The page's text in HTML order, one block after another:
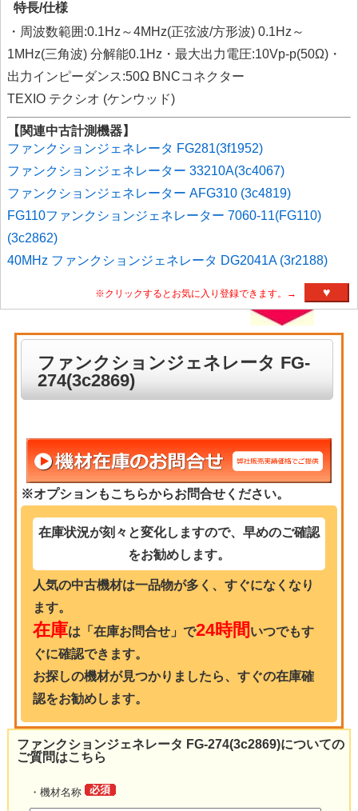
特長/仕様
・周波数範囲:0.1Hz～4MHz(正弦波/方形波) 0.1Hz～
1MHz(三角波) 分解能0.1Hz・最大出力電圧:10Vp-p(50Ω)・
出力インピーダンス:50Ω BNCコネクター
TEXIO テクシオ (ケンウッド)
【関連中古計測機器】
ファンクションジェネレータ FG281(3f1952)
ファンクションジェネレーター 33210A(3c4067)
ファンクションジェネレーター AFG310 (3c4819)
FG110ファンクションジェネレーター 7060-11(FG110)
(3c2862)
40MHz ファンクションジェネレータ DG2041A (3r2188)
※クリックするとお気に入り登録できます。→ ♥
ファンクションジェネレータ FG-
274(3c2869)
※オプションもこちらからお問合せください。
在庫状況が刻々と変化しますので、早めのご確認
をお勧めします。
人気の中古機材は一品物が多く、すぐになくなり
ます。
在庫は「在庫お問合せ」で24時間 いつでもす
ぐに確認できます。
お探しの機材が見つかりましたら、すぐの在庫確
認をお勧めします。
ファンクションジェネレータ FG-274(3c2869)についての
ご質問はこちら
・機材名称